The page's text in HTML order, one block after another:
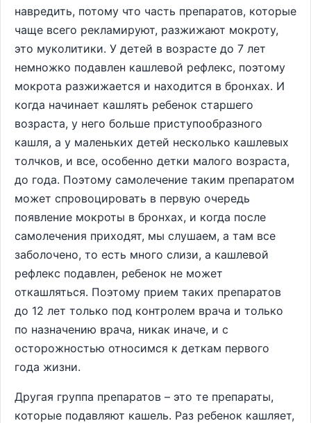
навредить, потому что часть препаратов, которые
чаще всего рекламируют, разжижают мокроту,
это муколитики. У детей в возрасте до 7 лет
немножко подавлен кашлевой рефлекс, поэтому
мокрота разжижается и находится в бронхах. И
когда начинает кашлять ребенок старшего
возраста, у него больше приступообразного
кашля, а у маленьких детей несколько кашлевых
толчков, и все, особенно детки малого возраста,
до года. Поэтому самолечение таким препаратом
может спровоцировать в первую очередь
появление мокроты в бронхах, и когда после
самолечения приходят, мы слушаем, а там все
заболочено, то есть много слизи, а кашлевой
рефлекс подавлен, ребенок не может
откашляться. Поэтому прием таких препаратов
до 12 лет только под контролем врача и только
по назначению врача, никак иначе, и с
осторожностью относимся к деткам первого
года жизни.
Другая группа препаратов – это те препараты,
которые подавляют кашель. Раз ребенок кашляет,